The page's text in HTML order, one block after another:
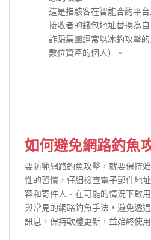
這是指駭客在智能合約平
接收者的錢包地址替換為
詐騙集團經常以冰釣攻擊
數位資產的個人）。
如何避免網路釣魚
要防範網路釣魚攻擊，就要保持
性的習慣，仔細檢查電子郵件地
容和寄件人。在可能的情況下啟
與常見的網路釣魚手法，避免透
訊息，保持軟體更新，並始終使